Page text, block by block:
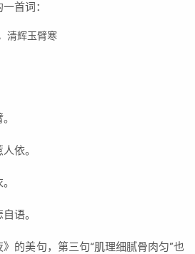
首词：
依。
语。
的美句，第三句“肌理细腻骨肉匀”也